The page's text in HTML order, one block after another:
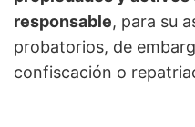
responsable, para su
probatorios, de
confiscación o